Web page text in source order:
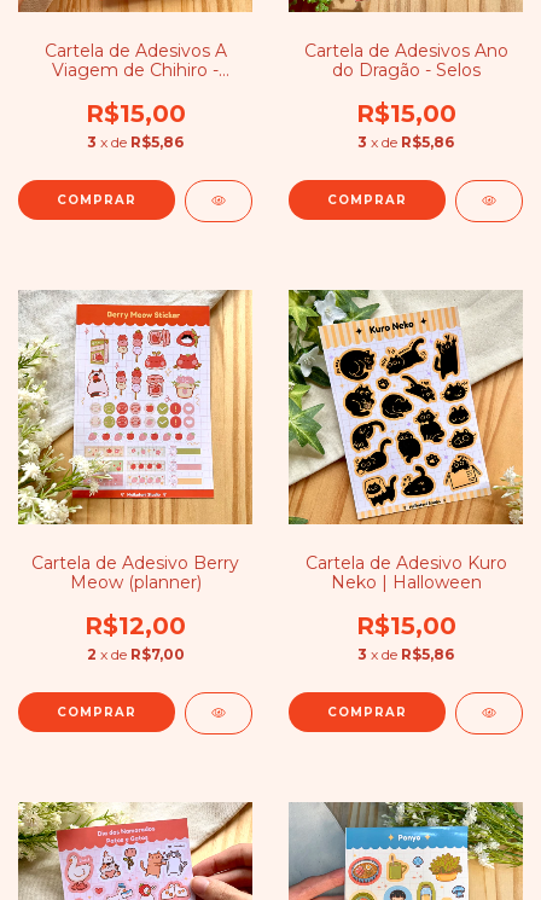
Cartela de Adesivos A
Viagem de Chihiro -
R$15,00
3 x de R$5,86
Cartela de Adesivos Ano
do Dragão - Selos
R$15,00
3 x de R$5,86
Cartela de Adesivo Berry
Meow (planner)
R$12,00
2 x de R$7,00
Cartela de Adesivo Kuro
Neko | Halloween
R$15,00
3 x de R$5,86